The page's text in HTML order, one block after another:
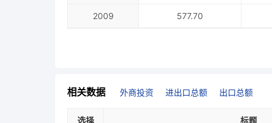
2009 577.70
相关数据 外商投资 进出口总额 出口总额
选择 标题